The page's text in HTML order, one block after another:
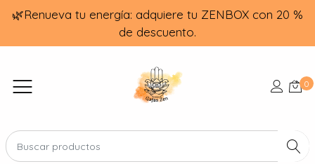
🌿Renueva tu energía: adquiere tu ZENBOX con 20 %
de descuento.
0